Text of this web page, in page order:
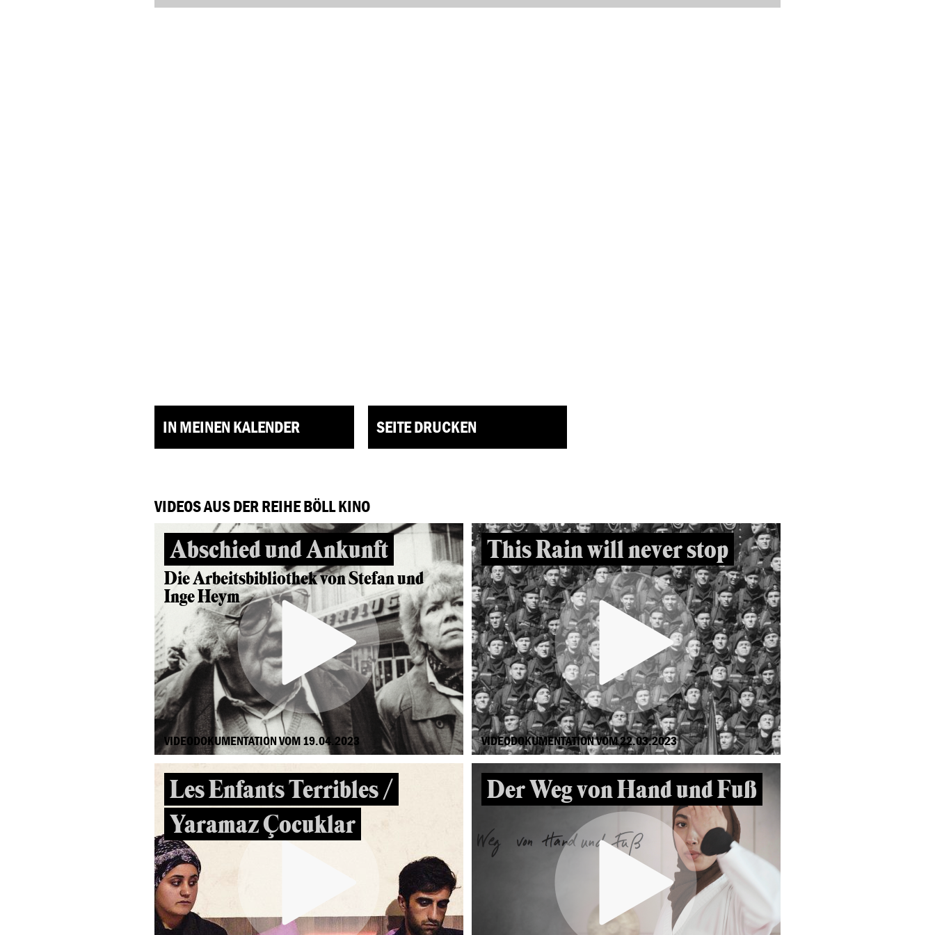
IN MEINEN KALENDER SEITE DRUCKEN
VIDEOS AUS DER REIHE BÖLL KINO
Abschied und Ankunft
Die Arbeitsbibliothek von Stefan und
Inge Heym
VIDEODOKUMENTATION VOM 19.04.2023
This Rain will never stop
VIDEODOKUMENTATION VOM 22.03.2023
Les Enfants Terribles /
Yaramaz Çocuklar
Der Weg von Hand und Fuß